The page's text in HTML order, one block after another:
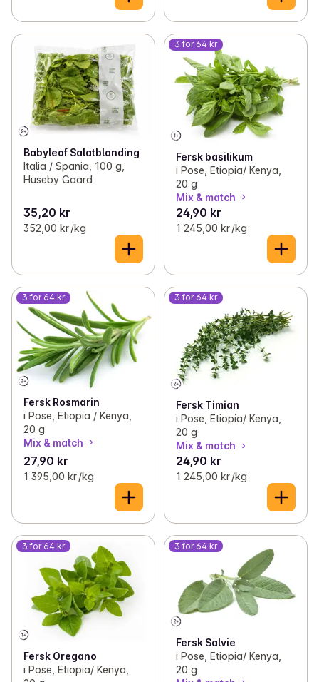
Babyleaf Salatblanding
Italia / Spania, 100 g,
Huseby Gaard
35,20 kr
352,00 kr /kg
3 for 64 kr
Fersk basilikum
i Pose, Etiopia/ Kenya,
20 g
Mix & match
24,90 kr
1 245,00 kr /kg
3 for 64 kr
Fersk Rosmarin
i Pose, Etiopia / Kenya,
20 g
Mix & match
27,90 kr
1 395,00 kr /kg
3 for 64 kr
Fersk Timian
i Pose, Etiopia/ Kenya,
20 g
Mix & match
24,90 kr
1 245,00 kr /kg
3 for 64 kr
Fersk Oregano
i Pose, Etiopia/ Kenya,
3 for 64 kr
Fersk Salvie
i Pose, Etiopia/ Kenya,
20 g